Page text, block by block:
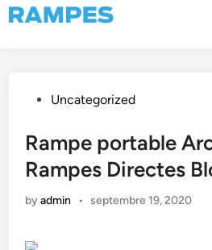
Skip
to
PostedUncategorized
Rampe portable
Rampes Directes
byadmin • septembre 19, 2020